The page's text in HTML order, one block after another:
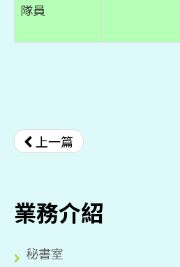
隊員
上一篇
業務介紹
秘書室